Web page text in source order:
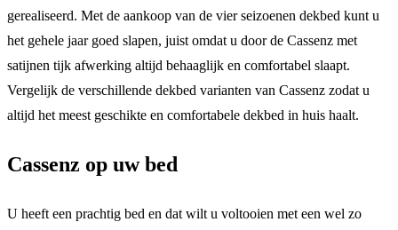
gerealiseerd. Met de aankoop van de vier seizoenen dekbed kunt u
het gehele jaar goed slapen, juist omdat u door de Cassenz met
satijnen tijk afwerking altijd behaaglijk en comfortabel slaapt.
Vergelijk de verschillende dekbed varianten van Cassenz zodat u
altijd het meest geschikte en comfortabele dekbed in huis haalt.
Cassenz op uw bed
U heeft een prachtig bed en dat wilt u voltooien met een wel zo